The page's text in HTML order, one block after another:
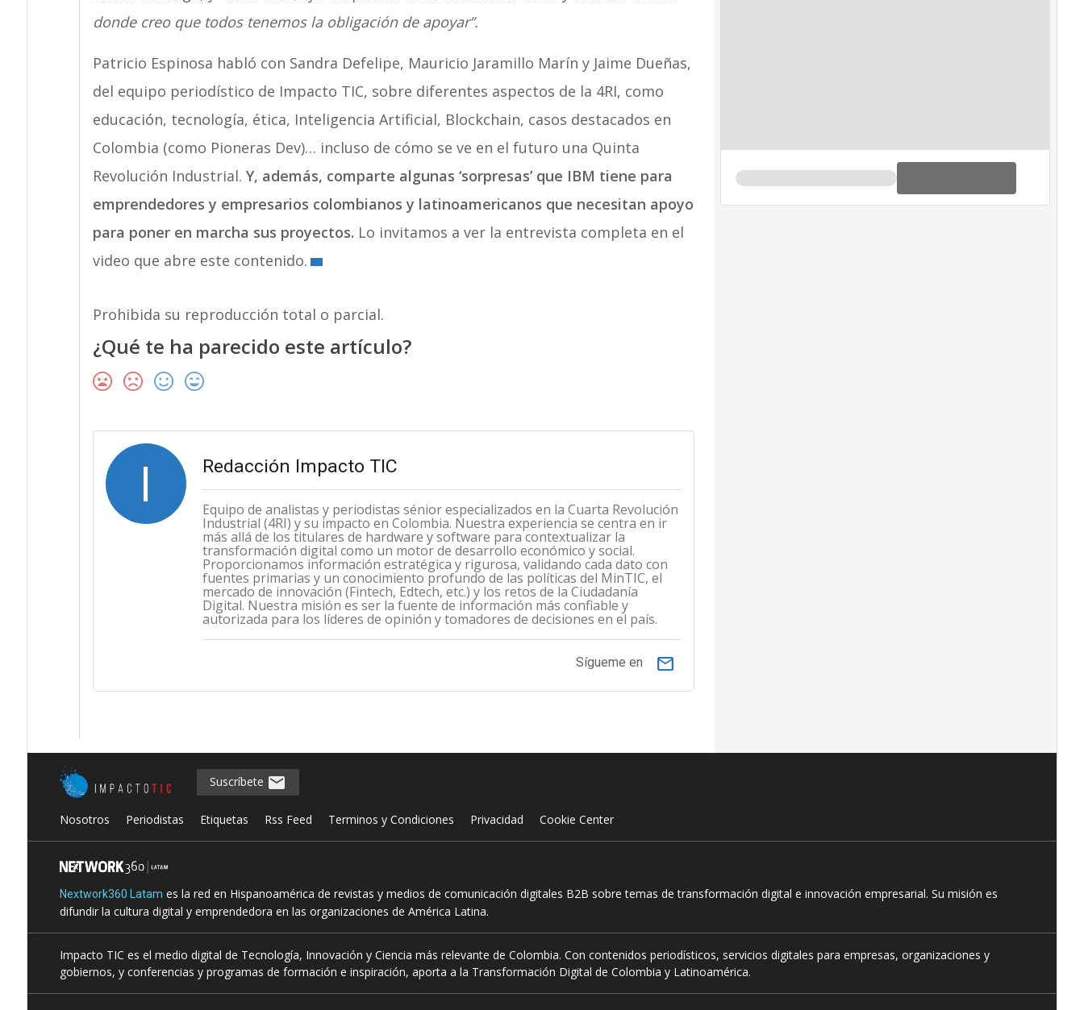
donde creo que todos tenemos la obligación de apoyar”.
Patricio Espinosa habló con Sandra Defelipe, Mauricio Jaramillo Marín y Jaime Dueñas,
del equipo periodístico de Impacto TIC, sobre diferentes aspectos de la 4RI, como
educación, tecnología, ética, Inteligencia Artificial, Blockchain, casos destacados en
Colombia (como Pioneras Dev)… incluso de cómo se ve en el futuro una Quinta
Revolución Industrial. Y, además, comparte algunas ‘sorpresas’ que IBM tiene para
emprendedores y empresarios colombianos y latinoamericanos que necesitan apoyo
para poner en marcha sus proyectos. Lo invitamos a ver la entrevista completa en el
video que abre este contenido.
Prohibida su reproducción total o parcial.
¿Qué te ha parecido este artículo?
I Redacción Impacto TIC
Equipo de analistas y periodistas sénior especializados en la Cuarta Revolución
Industrial (4RI) y su impacto en Colombia. Nuestra experiencia se centra en ir
más allá de los titulares de hardware y software para contextualizar la
transformación digital como un motor de desarrollo económico y social.
Proporcionamos información estratégica y rigurosa, validando cada dato con
fuentes primarias y un conocimiento profundo de las políticas del MinTIC, el
mercado de innovación (Fintech, Edtech, etc.) y los retos de la Ciudadanía
Digital. Nuestra misión es ser la fuente de información más confiable y
autorizada para los líderes de opinión y tomadores de decisiones en el país.
email
Sígueme en
Suscríbete
Nosotros Periodistas Etiquetas Rss Feed Terminos y Condiciones Privacidad Cookie Center
Nextwork360 Latam es la red en Hispanoamérica de revistas y medios de comunicación digitales B2B sobre temas de transformación digital e innovación empresarial. Su misión es
difundir la cultura digital y emprendedora en las organizaciones de América Latina.
Impacto TIC es el medio digital de Tecnología, Innovación y Ciencia más relevante de Colombia. Con contenidos periodísticos, servicios digitales para empresas, organizaciones y
gobiernos, y conferencias y programas de formación e inspiración, aporta a la Transformación Digital de Colombia y Latinoamérica.